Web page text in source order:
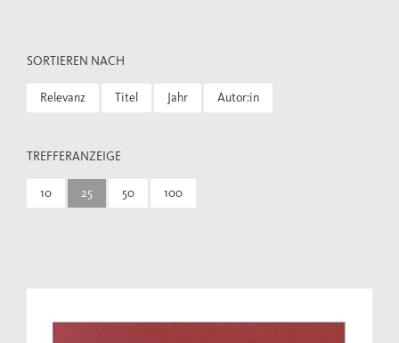
SORTIEREN NACH
Relevanz Titel Jahr Autor:in
TREFFERANZEIGE
10 25 50 100